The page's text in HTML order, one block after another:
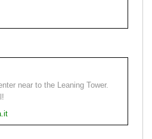
near to the Leaning Tower.